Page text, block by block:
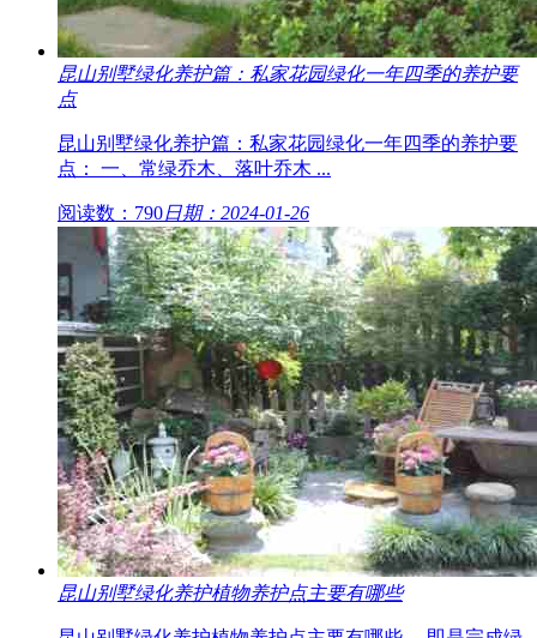
昆山别墅绿化养护篇：私家花园绿化一年四季的养护要
点
昆山别墅绿化养护篇：私家花园绿化一年四季的养护要
点： 一、常绿乔木、落叶乔木 ...
阅读数：790日期：2024-01-26
昆山别墅绿化养护植物养护点主要有哪些